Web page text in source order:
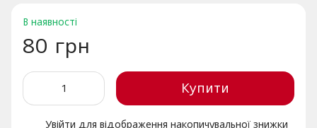
В наявності
80 грн
Купити
Увійти для відображення накопичувальної знижки